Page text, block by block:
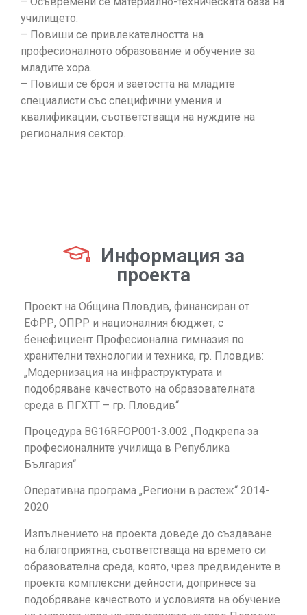
училището.
– Повиши се привлекателността на
професионалното образование и обучение за
младите хора.
– Повиши се броя и заетостта на младите
специалисти със специфични умения и
квалификации, съответстващи на нуждите на
регионалния сектор.
Информация за
проекта
Проект на Община Пловдив, финансиран от
ЕФРР, ОПРР и националния бюджет, с
бенефициент Професионална гимназия по
хранителни технологии и техника, гр. Пловдив:
„Модернизация на инфраструктурата и
подобряване качеството на образователната
среда в ПГХТТ – гр. Пловдив“
Процедура BG16RFOP001-3.002 „Подкрепа за
професионалните училища в Република
България“
Оперативна програма „Региони в растеж“ 2014-
2020
Изпълнението на проекта доведе до създаване
на благоприятна, съответстваща на времето си
образователна среда, която, чрез предвидените в
проекта комплексни дейности, допринесе за
подобряване качеството и условията на обучение